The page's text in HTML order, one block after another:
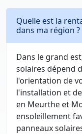
Quelle est la
dans ma région ?
Dans le grand
solaires dépend
l'orientation de
l'installation et
en Meurthe et
ensoleillement
panneaux